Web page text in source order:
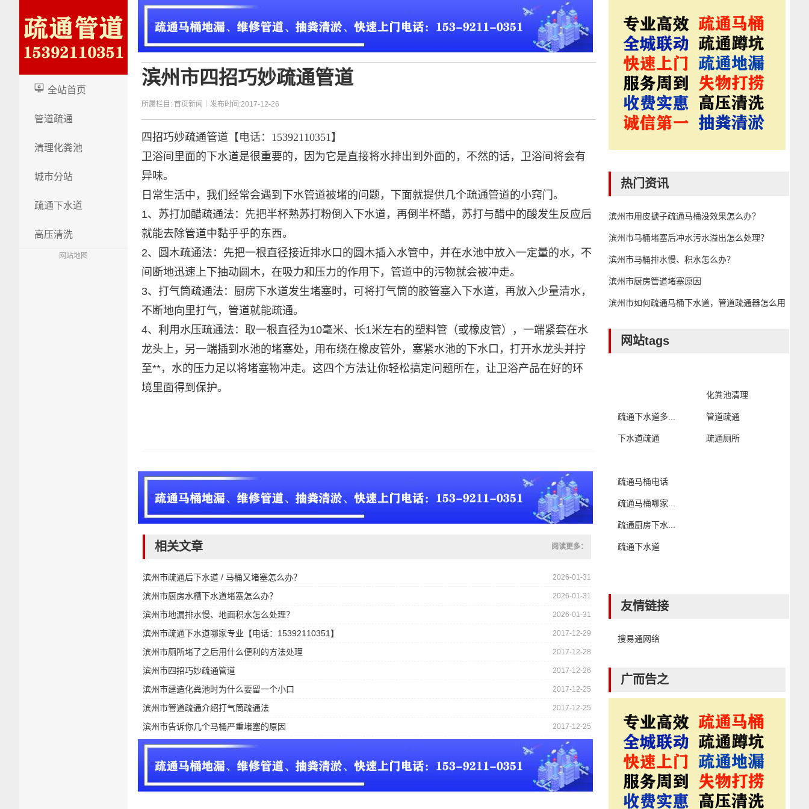
logo全站首页
管道疏通
清理化粪池
城市分站
疏通下水道
高压清洗
网站地图
滨州市四招巧妙疏通管道
所属栏目: 首页新闻 ｜发布时间:2017-12-26
四招巧妙疏通管道 【电话：15392110351】
卫浴间里面的下水道是很重要的，因为它是直接将水排出到外面的，不然的话，卫浴间将会有
异味。
日常生活中，我们经常会遇到下水管道被堵的问题，下面就提供几个疏通管道的小窍门。
1、苏打加醋疏通法：先把半杯熟苏打粉倒入下水道，再倒半杯醋，苏打与醋中的酸发生反应后
就能去除管道中黏乎乎的东西。
2、圆木疏通法：先把一根直径接近排水口的圆木插入水管中，并在水池中放入一定量的水，不
间断地迅速上下抽动圆木，在吸力和压力的作用下，管道中的污物就会被冲走。
3、打气筒疏通法：厨房下水道发生堵塞时，可将打气筒的胶管塞入下水道，再放入少量清水，
不断地向里打气，管道就能疏通。
4、利用水压疏通法：取一根直径为10毫米、长1米左右的塑料管（或橡皮管），一端紧套在水
龙头上，另一端插到水池的堵塞处，用布绕在橡皮管外，塞紧水池的下水口，打开水龙头并拧
至**，水的压力足以将堵塞物冲走。这四个方法让你轻松搞定问题所在，让卫浴产品在好的环
境里面得到保护。
相关文章 阅读更多：
2026-01-31
滨州市疏通后下水道 / 马桶又堵塞怎么办？
2026-01-31
滨州市厨房水槽下水道堵塞怎么办？
2026-01-31
滨州市地漏排水慢、地面积水怎么处理？
2017-12-29
滨州市疏通下水道哪家专业【电话：15392110351】
2017-12-28
滨州市厕所堵了之后用什么便利的方法处理
2017-12-26
滨州市四招巧妙疏通管道
2017-12-25
滨州市建造化粪池时为什么要留一个小口
2017-12-25
滨州市管道疏通介绍打气筒疏通法
2017-12-25
滨州市告诉你几个马桶严重堵塞的原因
热门资讯
滨州市用皮搋子疏通马桶没效果怎么办？
滨州市马桶堵塞后冲水污水溢出怎么处理？
滨州市马桶排水慢、积水怎么办？
滨州市厨房管道堵塞原因
滨州市如何疏通马桶下水道，管道疏通器怎么用
网站tags
化粪池清理
疏通下水道多... 管道疏通
下水道疏通 疏通厕所
疏通马桶电话
疏通马桶哪家...
疏通厨房下水...
疏通下水道
友情链接
搜易通网络
广而告之